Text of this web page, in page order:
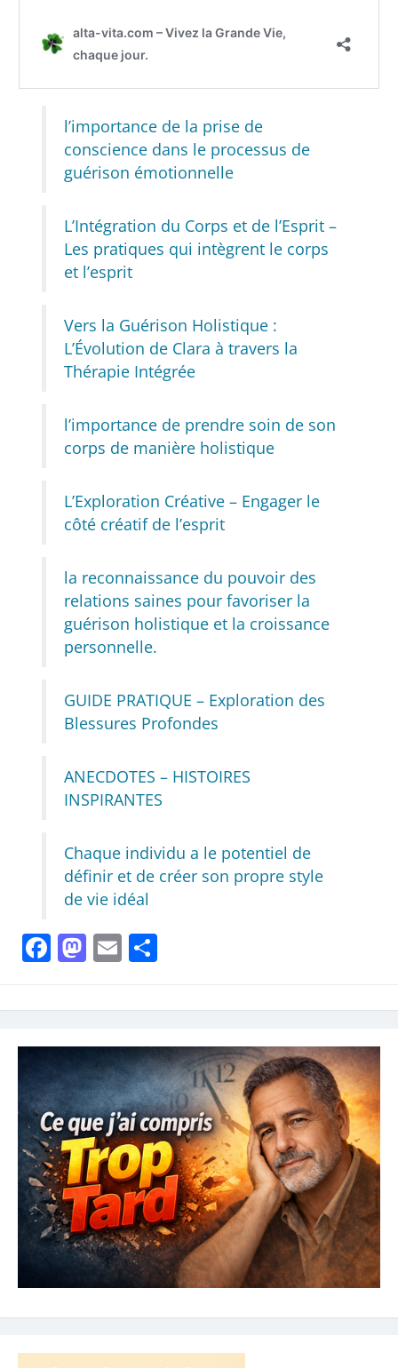
l’importance de la prise de
conscience dans le processus de
guérison émotionnelle
L’Intégration du Corps et de l’Esprit –
Les pratiques qui intègrent le corps
et l’esprit
Vers la Guérison Holistique :
L’Évolution de Clara à travers la
Thérapie Intégrée
l’importance de prendre soin de son
corps de manière holistique
L’Exploration Créative – Engager le
côté créatif de l’esprit
la reconnaissance du pouvoir des
relations saines pour favoriser la
guérison holistique et la croissance
personnelle.
GUIDE PRATIQUE – Exploration des
Blessures Profondes
ANECDOTES – HISTOIRES
INSPIRANTES
Chaque individu a le potentiel de
définir et de créer son propre style
de vie idéal
Facebook
Mastodon
Email